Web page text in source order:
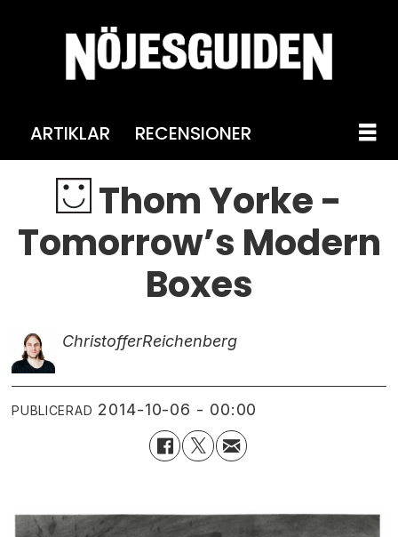
ARTIKLAR RECENSIONER
Thom Yorke -
Tomorrow’s Modern
Boxes
ChristofferReichenberg
PUBLICERAD 2014-10-06 - 00:00